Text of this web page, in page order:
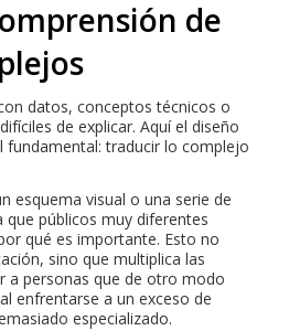
de
datos, conceptos técnicos o
de explicar. Aquí el diseño
fundamental: traducir lo complejo
esquema visual o una serie de
que públicos muy diferentes
qué es importante. Esto no
sino que multiplica las
a personas que de otro modo
enfrentarse a un exceso de
especializado.